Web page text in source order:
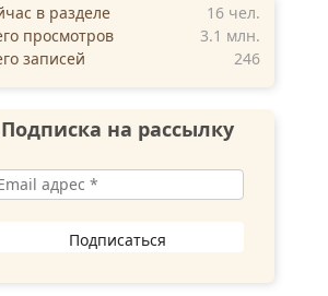
в разделе 16 чел.
просмотров
3.1 млн.
записей
246
Подписка на рассылку